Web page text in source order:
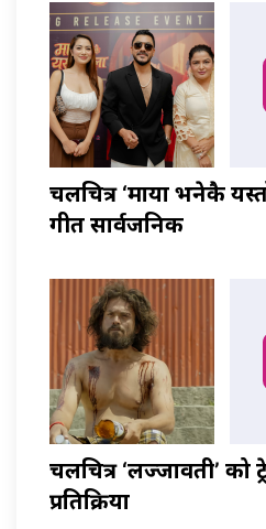
चलचित्र ‘माया भनेकै
गीत सार्वजनिक
चलचित्र ‘लज्जावती’ को
प्रतिक्रिया